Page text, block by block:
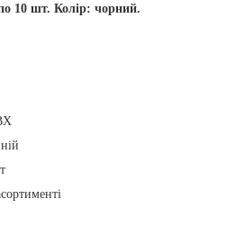
10 шт. Колір: чорний.